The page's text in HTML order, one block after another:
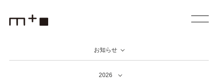
お知らせ
2026